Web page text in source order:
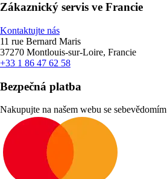
Zákaznický servis ve Francie
Kontaktujte nás
11 rue Bernard Maris
37270 Montlouis-sur-Loire, Francie
+33 1 86 47 62 58
Bezpečná platba
Nakupujte na našem webu se sebevědomím